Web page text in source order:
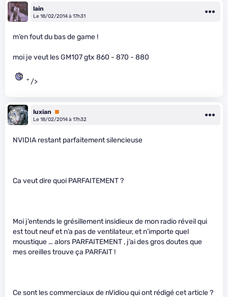
lain
Le 18/02/2014 à 17h31
m’en fout du bas de game !
moi je veut les GM107 gtx 860 - 870 - 880
" />
luxian
Premium
Le 18/02/2014 à 17h32
NVIDIA restant parfaitement silencieuse
Ca veut dire quoi PARFAITEMENT ?
Moi j’entends le grésillement insidieux de mon radio réveil qui
est tout neuf et n’a pas de ventilateur, et n’importe quel
moustique … alors PARFAITEMENT , j’ai des gros doutes que
mes oreilles trouve ça PARFAIT !
Ce sont les commerciaux de nVidiou qui ont rédigé cet article ?